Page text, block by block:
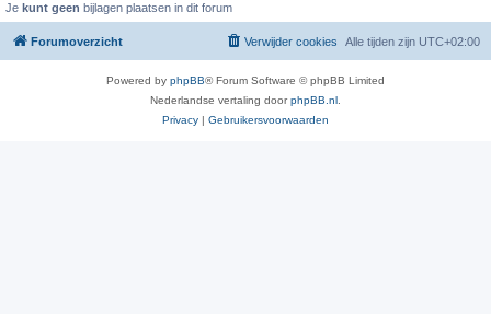
Je kunt geen bijlagen plaatsen in dit forum
Forumoverzicht Alle tijden zijn UTC+02:00
Verwijder cookies
Powered by phpBB® Forum Software © phpBB Limited
Nederlandse vertaling doorphpBB.nl
Privacy | Gebruikersvoorwaarden